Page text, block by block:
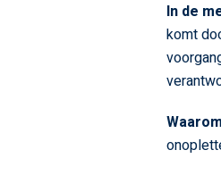
In de
komt